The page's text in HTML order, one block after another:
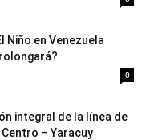
Niño en Venezuela
0
integral de la línea de
– Yaracuy